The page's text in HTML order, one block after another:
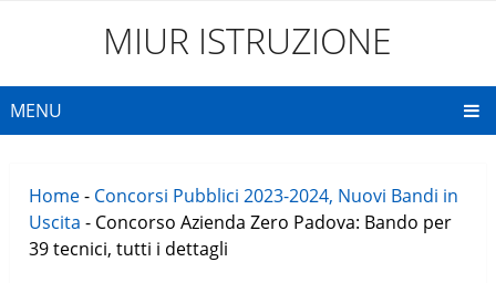
MIUR ISTRUZIONE
MENU
Home- Concorsi Pubblici 2023-2024, Nuovi Bandi in
Uscita - Concorso Azienda Zero Padova: Bando per
39 tecnici, tutti i dettagli